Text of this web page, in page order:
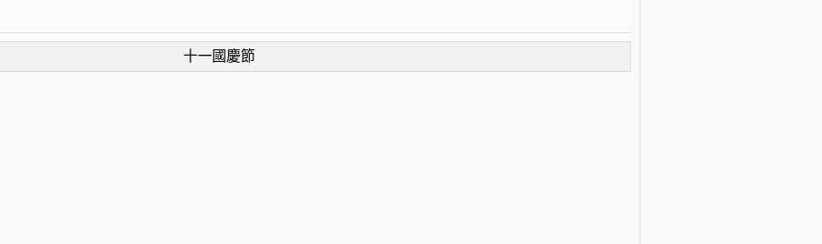
十一國慶節